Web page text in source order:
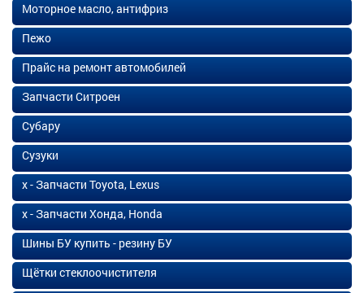
Моторное масло, антифриз
Пежо
Прайс на ремонт автомобилей
Запчасти Ситроен
Субару
Сузуки
х - Запчасти Toyota, Lexus
х - Запчасти Хонда, Honda
Шины БУ купить - резину БУ
Щётки стеклоочистителя